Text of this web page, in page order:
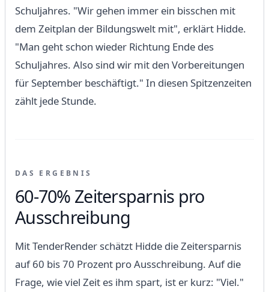
Schuljahres. "Wir gehen immer ein bisschen mit
dem Zeitplan der Bildungswelt mit", erklärt Hidde.
"Man geht schon wieder Richtung Ende des
Schuljahres. Also sind wir mit den Vorbereitungen
für September beschäftigt." In diesen Spitzenzeiten
zählt jede Stunde.
DAS ERGEBNIS
60-70% Zeitersparnis pro
Ausschreibung
Mit TenderRender schätzt Hidde die Zeitersparnis
auf 60 bis 70 Prozent pro Ausschreibung. Auf die
Frage, wie viel Zeit es ihm spart, ist er kurz: "Viel."